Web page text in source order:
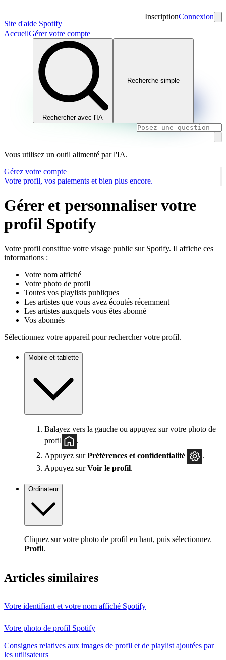
Site d'aide Spotify
InscriptionConnexion
AccueilGérer votre compte
Rechercher avec l'IA
Recherche simple
Vous utilisez un outil alimenté par l'IA.
Gérez votre compte
Votre profil, vos paiements et bien plus encore.
Gérer et personnaliser votre
profil Spotify
Votre profil constitue votre visage public sur Spotify. Il affiche ces
informations :
Votre nom affiché
Votre photo de profil
Toutes vos playlists publiques
Les artistes que vous avez écoutés récemment
Les artistes auxquels vous êtes abonné
Vos abonnés
Sélectionnez votre appareil pour rechercher votre profil.
Mobile et tablette
Balayez vers la gauche ou appuyez sur votre photo de
profil
.
Appuyez surPréférences et confidentialité
.
Appuyez surVoir le profil.
Ordinateur
Cliquez sur votre photo de profil en haut, puis sélectionnez
Profil.
Articles similaires
Votre identifiant et votre nom affiché Spotify
Votre photo de profil Spotify
Consignes relatives aux images de profil et de playlist ajoutées par
les utilisateurs